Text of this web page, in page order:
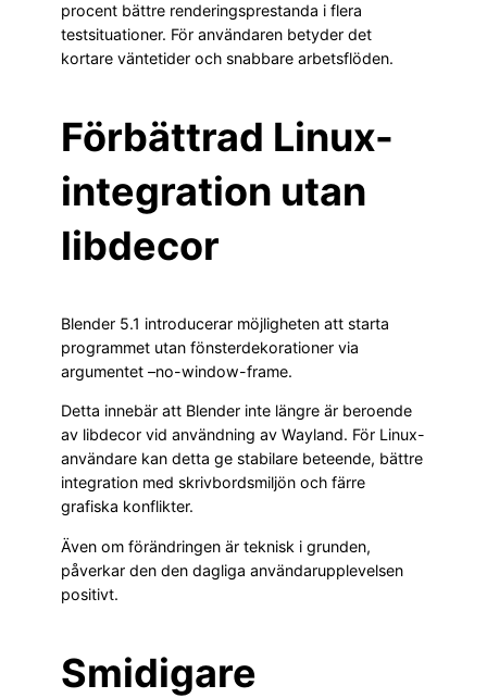
procent bättre renderingsprestanda i flera
testsituationer. För användaren betyder det
kortare väntetider och snabbare arbetsflöden.
Förbättrad Linux-
integration utan
libdecor
Blender 5.1 introducerar möjligheten att starta
programmet utan fönsterdekorationer via
argumentet –no-window-frame.
Detta innebär att Blender inte längre är beroende
av libdecor vid användning av Wayland. För Linux-
användare kan detta ge stabilare beteende, bättre
integration med skrivbordsmiljön och färre
grafiska konflikter.
Även om förändringen är teknisk i grunden,
påverkar den den dagliga användarupplevelsen
positivt.
Smidigare